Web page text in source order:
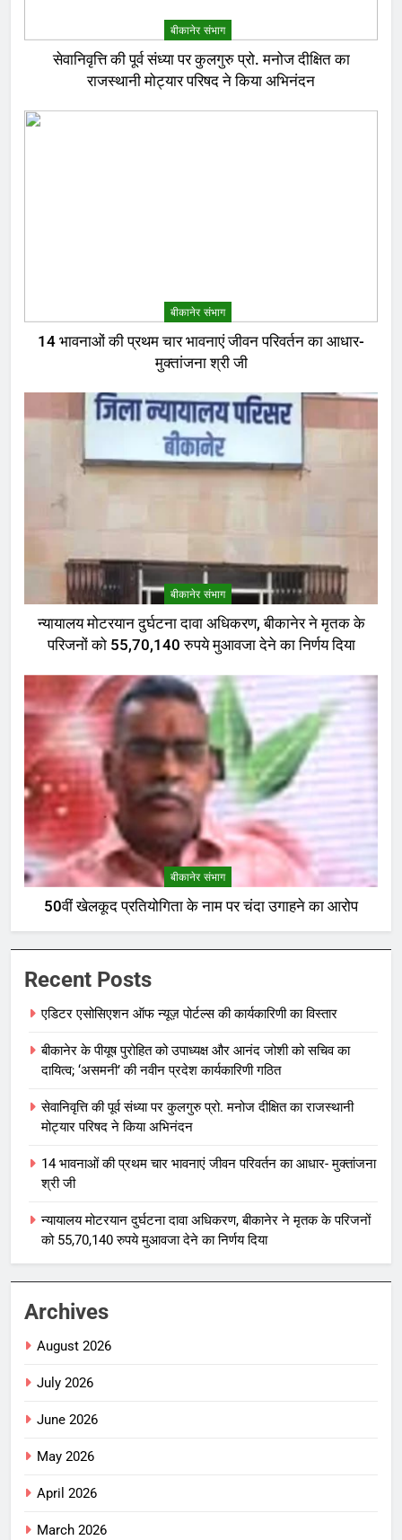
बीकानेर संभाग
सेवानिवृत्ति की पूर्व संध्या पर कुलगुरु प्रो. मनोज दीक्षित का
राजस्थानी मोट्यार परिषद ने किया अभिनंदन
बीकानेर संभाग
14 भावनाओं की प्रथम चार भावनाएं जीवन परिवर्तन का आधार-
मुक्तांजना श्री जी
बीकानेर संभाग
न्यायालय मोटरयान दुर्घटना दावा अधिकरण, बीकानेर ने मृतक के
परिजनों को 55,70,140 रुपये मुआवजा देने का निर्णय दिया
बीकानेर संभाग
50वीं खेलकूद प्रतियोगिता के नाम पर चंदा उगाहने का आरोप
Recent Posts
एडिटर एसोसिएशन ऑफ न्यूज़ पोर्टल्स की कार्यकारिणी का विस्तार
बीकानेर के पीयूष पुरोहित को उपाध्यक्ष और आनंद जोशी को सचिव का
दायित्व; ‘असमनी’ की नवीन प्रदेश कार्यकारिणी गठित
सेवानिवृत्ति की पूर्व संध्या पर कुलगुरु प्रो. मनोज दीक्षित का राजस्थानी
मोट्यार परिषद ने किया अभिनंदन
14 भावनाओं की प्रथम चार भावनाएं जीवन परिवर्तन का आधार- मुक्तांजना
श्री जी
न्यायालय मोटरयान दुर्घटना दावा अधिकरण, बीकानेर ने मृतक के परिजनों
को 55,70,140 रुपये मुआवजा देने का निर्णय दिया
Archives
August 2026
July 2026
June 2026
May 2026
April 2026
March 2026